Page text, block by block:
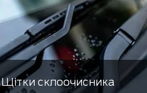
Щітки склоочисника